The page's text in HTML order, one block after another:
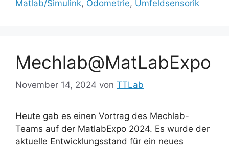
Matlab/Simulink, Odometrie, Umfeldsensorik
Mechlab@MatLabExpo
November 14, 2024 von TTLab
Heute gab es einen Vortrag des Mechlab-
Teams auf der MatlabExpo 2024. Es wurde der
aktuelle Entwicklungsstand für ein neues